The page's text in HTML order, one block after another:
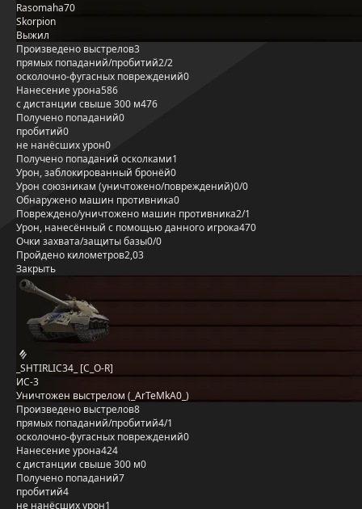
Rasomaha70
Skorpion
Выжил
Произведено выстрелов3
прямых попаданий/пробитий2/2
осколочно-фугасных повреждений0
Нанесение урона586
с дистанции свыше 300 м476
Получено попаданий0
пробитий0
не нанёсших урон0
Получено попаданий осколками1
Урон, заблокированный бронёй0
Урон союзникам (уничтожено/повреждений)0/0
Обнаружено машин противника0
Повреждено/уничтожено машин противника2/1
Урон, нанесённый с помощью данного игрока470
Очки захвата/защиты базы0/0
Пройдено километров2,03
Закрыть
_SHTIRLIC34_ [C_O-R]
ИС-3
Уничтожен выстрелом (_ArTeMkA0_)
Произведено выстрелов8
прямых попаданий/пробитий4/1
осколочно-фугасных повреждений0
Нанесение урона424
с дистанции свыше 300 м0
Получено попаданий7
пробитий4
не нанёсших урон1